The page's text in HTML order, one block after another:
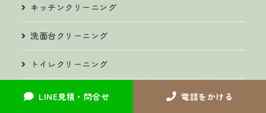
LINE見積・問合せ 電話をかける
キッチンクリーニング
洗面台クリーニング
トイレクリーニング
サッシ・ガラス・ベランダクリーニング